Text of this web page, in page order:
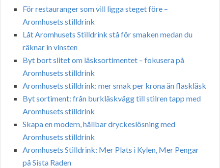
För restauranger som vill ligga steget före –
Aromhusets stilldrink
Låt Aromhusets Stilldrink stå för smaken medan du
räknar in vinsten
Byt bort slitet om läsksortimentet – fokusera på
Aromhusets stilldrink
Aromhusets stilldrink: mer smak per krona än flaskläsk
Byt sortiment: från burkläskvägg till stilren tapp med
Aromhusets stilldrink
Skapa en modern, hållbar dryckeslösning med
Aromhusets stilldrink
Aromhusets Stilldrink: Mer Plats i Kylen, Mer Pengar
på Sista Raden